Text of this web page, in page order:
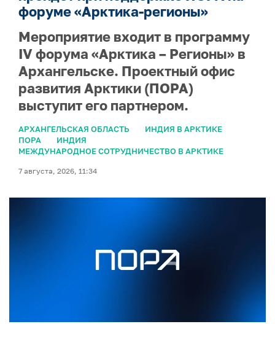
форуме «Арктика-регионы»
Мероприятие входит в программу
IV форума «Арктика – Регионы» в
Архангельске. Проектный офис
развития Арктики (ПОРА)
выступит его партнером.
АРХАНГЕЛЬСКАЯ ОБЛАСТЬ
ИНДИЯ В АРКТИКЕ
ПОРА
ИНДИЯ
МЕЖДУНАРОДНОЕ СОТРУДНИЧЕСТВО В АРКТИКЕ
7 августа, 2026, 11:34